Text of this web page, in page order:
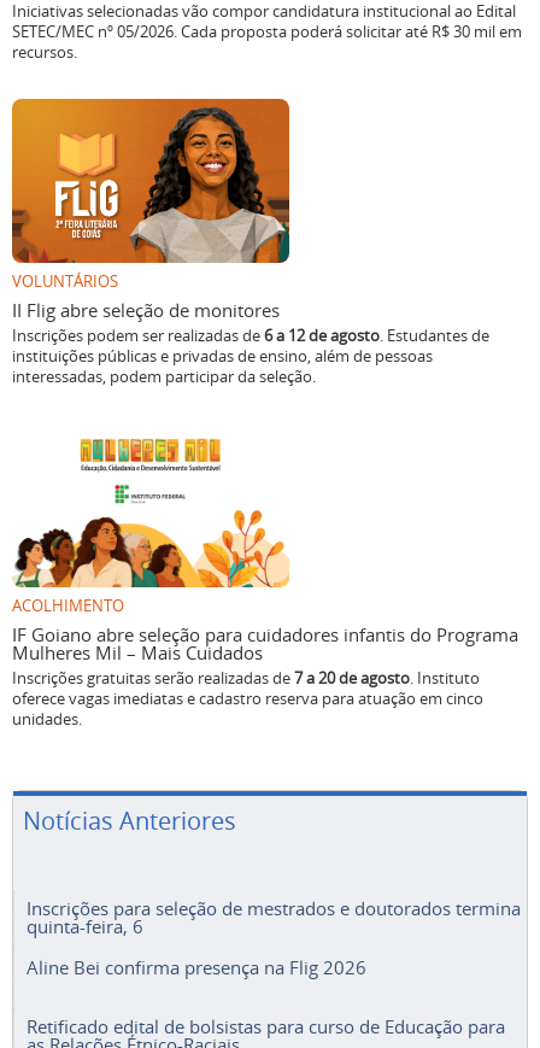
Iniciativas selecionadas vão compor candidatura institucional ao Edital
SETEC/MEC nº 05/2026. Cada proposta poderá solicitar até R$ 30 mil em
recursos.
VOLUNTÁRIOS
II Flig abre seleção de monitores
Inscrições podem ser realizadas de6 a 12 de agosto. Estudantes de
instituições públicas e privadas de ensino, além de pessoas
interessadas, podem participar da seleção.
ACOLHIMENTO
IF Goiano abre seleção para cuidadores infantis do Programa
Mulheres Mil – Mais Cuidados
Inscrições gratuitas serão realizadas de7 a 20 de agosto. Instituto
oferece vagas imediatas e cadastro reserva para atuação em cinco
unidades.
Notícias Anteriores
Inscrições para seleção de mestrados e doutorados termina
quinta-feira, 6
Aline Bei confirma presença na Flig 2026
Retificado edital de bolsistas para curso de Educação para